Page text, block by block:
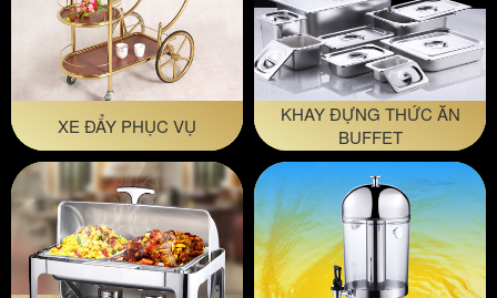
XE ĐẨY PHỤC VỤ
KHAY ĐỰNG THỨC ĂN
BUFFET